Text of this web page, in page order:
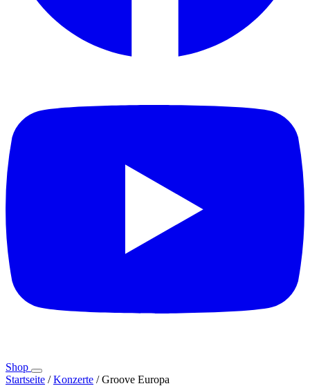
Shop
Startseite /Konzerte /Groove Europa